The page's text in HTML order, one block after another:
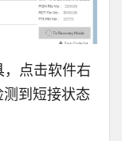
点击软件右
测到短接状态